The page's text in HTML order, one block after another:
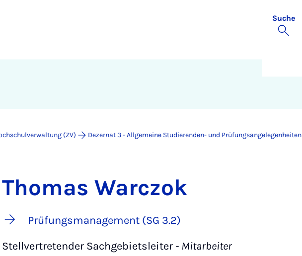
Suche
(ZV)
Dezernat 3 - Allgemeine Studierenden- und Prüfungsangelegenheiten
Thomas Warczok
Prüfungsmanagement (SG 3.2)
Stellvertretender Sachgebietsleiter - Mitarbeiter